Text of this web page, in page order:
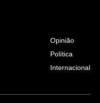
Opinião
Política
Internacional